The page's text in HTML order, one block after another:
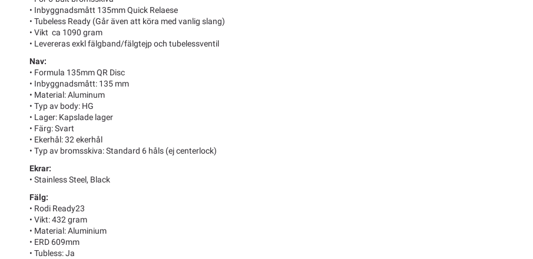
• Inbyggnadsmått 135mm Quick Relaese
• Tubeless Ready (Går även att köra med vanlig slang)
• Vikt ca 1090 gram
• Levereras exkl fälgband/fälgtejp och tubelessventil
Nav:
• Formula 135mm QR Disc
• Inbyggnadsmått: 135 mm
• Material: Aluminum
• Typ av body: HG
• Lager: Kapslade lager
• Färg: Svart
• Ekerhål: 32 ekerhål
• Typ av bromsskiva: Standard 6 håls (ej centerlock)
Ekrar:
• Stainless Steel, Black
Fälg:
• Rodi Ready23
• Vikt: 432 gram
• Material: Aluminium
• ERD 609mm
• Tubless: Ja